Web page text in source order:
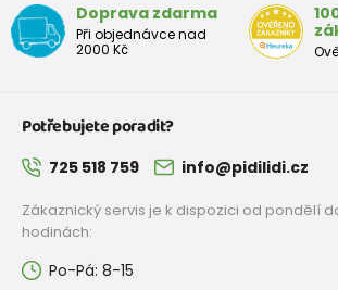
Doprava zdarma
Při objednávce nad
2000 Kč
Potřebujete poradit?
725 518 759 info@pidilidi.cz
Zákaznický servis je k dispozici od pondělí
hodinách:
Po-Pá: 8-15